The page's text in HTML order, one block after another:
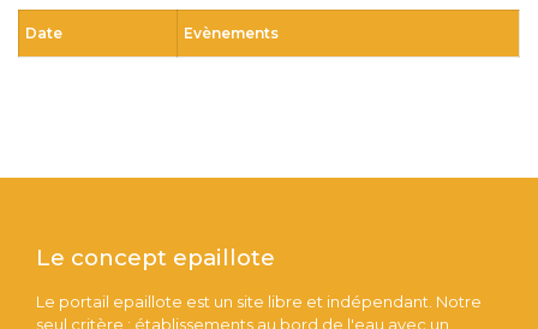
Date Evènements
Le concept epaillote
Le portail epaillote est un site libre et indépendant. Notre
seul critère : établissements au bord de l'eau avec un